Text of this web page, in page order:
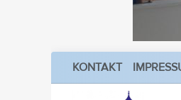
KONTAKT